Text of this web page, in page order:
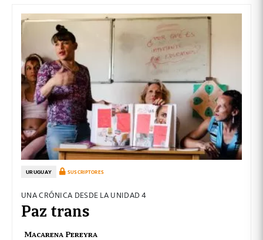
URUGUAY SUSCRIPTORES
UNA CRÓNICA DESDE LA UNIDAD 4
Paz trans
Macarena Pereyra